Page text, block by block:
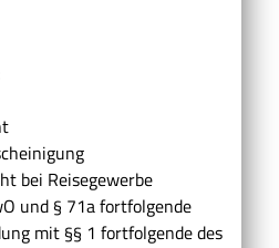
bei Reisegewerbe
und§ 71a fortfolgende
mit§§ 1 fortfolgende des